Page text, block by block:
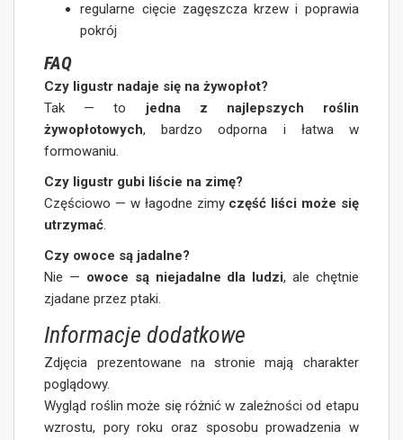
regularne cięcie zagęszcza krzew i poprawia
pokrój
FAQ
Czy ligustr nadaje się na żywopłot?
Tak — to jedna z najlepszych roślin
żywopłotowych, bardzo odporna i łatwa w
formowaniu.
Czy ligustr gubi liście na zimę?
Częściowo — w łagodne zimy część liści może się
utrzymać.
Czy owoce są jadalne?
Nie — owoce są niejadalne dla ludzi, ale chętnie
zjadane przez ptaki.
Informacje dodatkowe
Zdjęcia prezentowane na stronie mają charakter
poglądowy.
Wygląd roślin może się różnić w zależności od etapu
wzrostu, pory roku oraz sposobu prowadzenia w